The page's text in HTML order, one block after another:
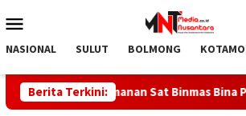
to
Menu
NASIONAL SULUT BOLMONG
Berita Terkini:
Keamanan Sat Binmas Bina